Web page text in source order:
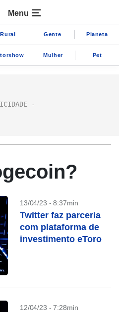
Menu
Rural Gente Planeta
Mulher Pet
13/04/23 - 8:37min
Twitter faz parceria
com plataforma de
investimento eToro
12/04/23 - 7:28min